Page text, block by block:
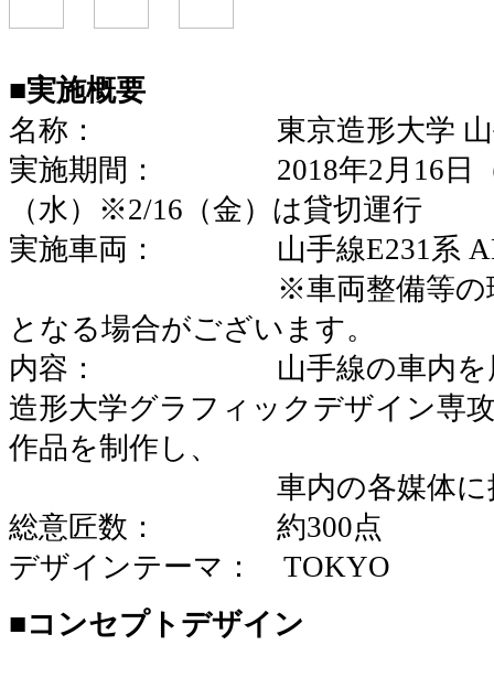
■実施概要
名称： 東京造形大学 山手
実施期間： 2018年2月16日（
（水）※2/16（金）は貸切運行
実施車両： 山手線E231系
※車両整備等の理由で
となる場合がございます。
内容： 山手線の車内を展覧
造形大学グラフィックデザイン専
作品を制作し、
車内の各媒体に
総意匠数： 約300点
デザインテーマ： TOKYO
■コンセプトデザイン